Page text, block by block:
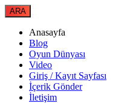
Anasayfa
Blog
Oyun Dünyası
Video
Giriş / Kayıt Sayfası
İçerik Gönder
İletişim